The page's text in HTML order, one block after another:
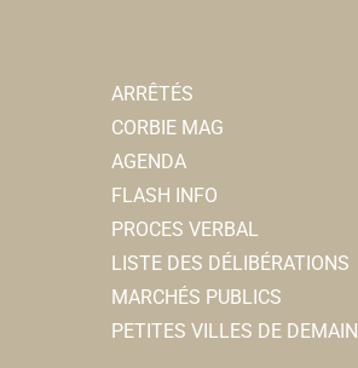
ARRÊTÉS
CORBIE MAG
AGENDA
FLASH INFO
PROCES VERBAL
LISTE DES DÉLIBÉRATIONS
MARCHÉS PUBLICS
PETITES VILLES DE DEMAIN